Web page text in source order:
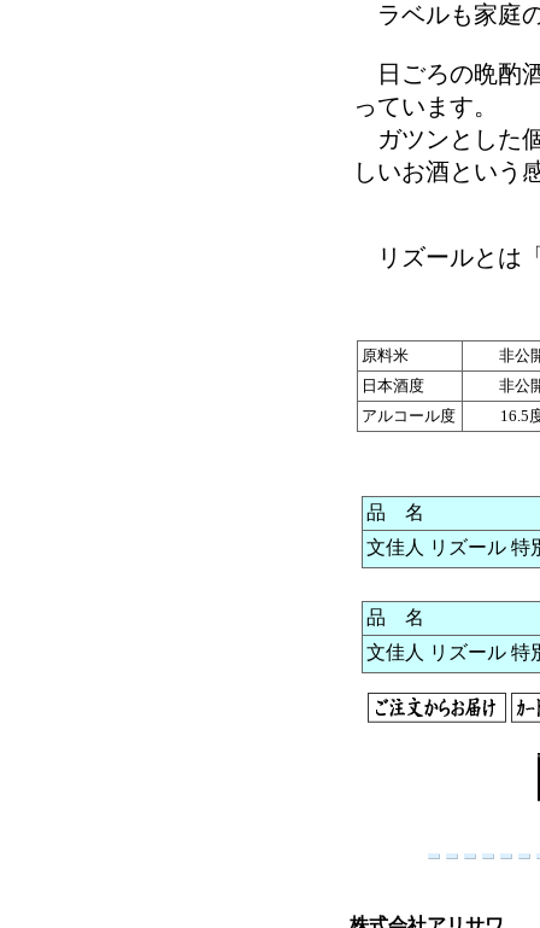
ラベルも家庭
日ごろの晩酌
っています。
ガツンとした
しいお酒という
リズールとは
原料米
非公
日本酒度
非公
アルコール度
16.5
品 名
文佳人 リズール
品 名
文佳人 リズール 特